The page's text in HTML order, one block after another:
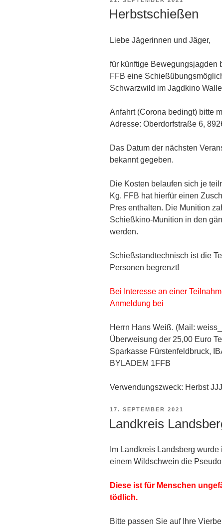
Herbstschießen
Liebe Jägerinnen und Jäger,
für künftige Bewegungsjagden
FFB eine
Schwarzwild im Jagdkino
Anfahrt (Corona bedingt) bitte
Adresse: Oberdorfstraße 6,
Das Datum der nächsten
bekannt gegeben.
Die Kosten belaufen sich je
Kg. FFB hat hierfür einen
Pres enthalten. Die Munition
Schießkino-Munition in den
werden.
Schießstandtechnisch ist die
Personen begrenzt!
Bei Interesse an einer
Anmeldung bei
Herrn Hans Weiß. (Mail:
Überweisung der 25,00 Euro
Sparkasse Fürstenfeldbruck,
BYLADEM 1FFB
Verwendungszweck: Herbst
VERÖFFENTLICHT
17. SEPTEMBER 2021
Landkreis
Im Landkreis Landsberg
einem Wildschwein die
Diese ist für Menschen
tödlich.
Bitte passen Sie auf Ihre